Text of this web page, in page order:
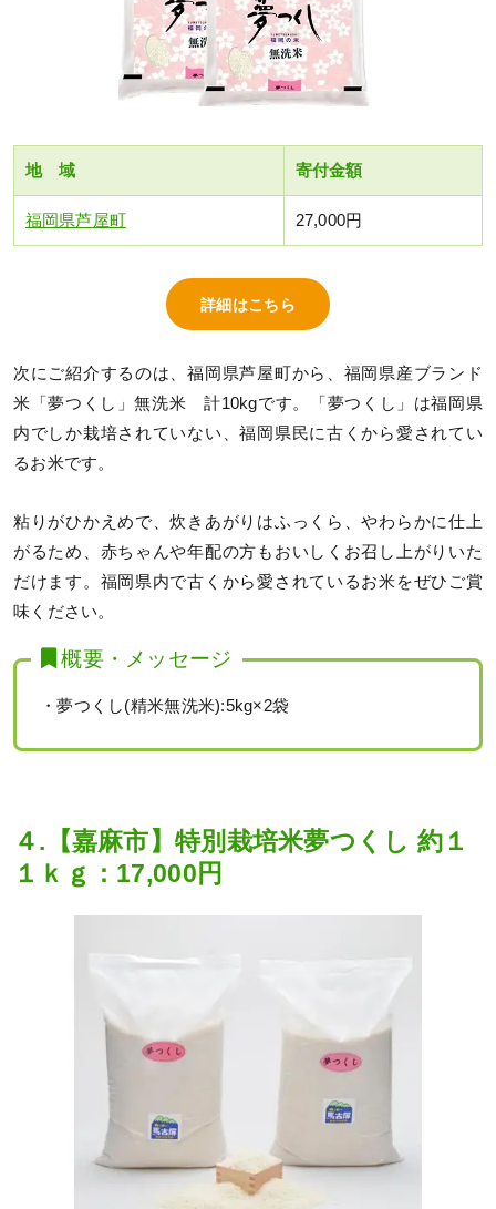
地 域 寄付金額
福岡県芦屋町 27,000円
詳細はこちら
次にご紹介するのは、福岡県芦屋町から、福岡県産ブランド
米「夢つくし」無洗米 計10kgです。「夢つくし」は福岡県
内でしか栽培されていない、福岡県民に古くから愛されてい
るお米です。
粘りがひかえめで、炊きあがりはふっくら、やわらかに仕上
がるため、赤ちゃんや年配の方もおいしくお召し上がりいた
だけます。福岡県内で古くから愛されているお米をぜひご賞
味ください。
概要・メッセージ
・夢つくし(精米無洗米):5kg×2袋
４.【嘉麻市】特別栽培米夢つくし 約１
１ｋｇ：17,000円